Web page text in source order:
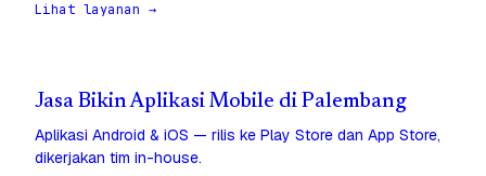
Lihat layanan →
Jasa Bikin Aplikasi Mobile di Palembang
Aplikasi Android & iOS — rilis ke Play Store dan App Store,
dikerjakan tim in-house.